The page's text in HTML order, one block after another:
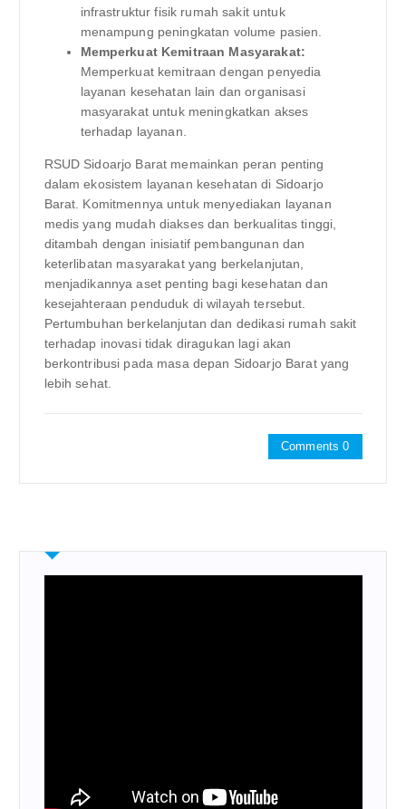
infrastruktur fisik rumah sakit untuk
menampung peningkatan volume pasien.
Memperkuat Kemitraan Masyarakat:
Memperkuat kemitraan dengan penyedia
layanan kesehatan lain dan organisasi
masyarakat untuk meningkatkan akses
terhadap layanan.
RSUD Sidoarjo Barat memainkan peran penting
dalam ekosistem layanan kesehatan di Sidoarjo
Barat. Komitmennya untuk menyediakan layanan
medis yang mudah diakses dan berkualitas tinggi,
ditambah dengan inisiatif pembangunan dan
keterlibatan masyarakat yang berkelanjutan,
menjadikannya aset penting bagi kesehatan dan
kesejahteraan penduduk di wilayah tersebut.
Pertumbuhan berkelanjutan dan dedikasi rumah sakit
terhadap inovasi tidak diragukan lagi akan
berkontribusi pada masa depan Sidoarjo Barat yang
lebih sehat.
Comments 0